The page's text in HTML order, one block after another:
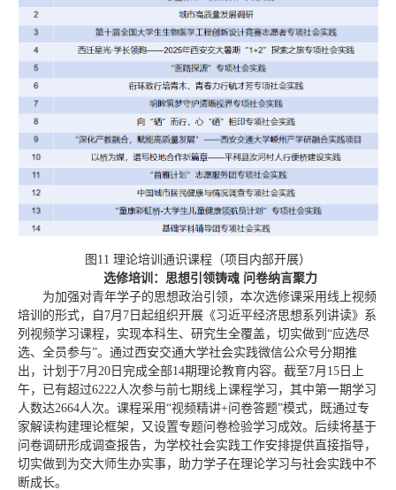
图11 理论培训通识课程（项目内部开展）
选修培训：思想引领铸魂 问卷纳言聚力
为加强对青年学子的思想政治引领，本次选修课采用线上视频
培训的形式，自7月7日起组织开展《习近平经济思想系列讲读》系
列视频学习课程，实现本科生、研究生全覆盖，切实做到“应选尽
选、全员参与”。通过西安交通大学社会实践微信公众号分期推
出，计划于7月20日完成全部14期理论教育内容。截至7月15日上
午，已有超过6222人次参与前七期线上课程学习，其中第一期学习
人数达2664人次。课程采用“视频精讲+问卷答题”模式，既通过专
家解读构建理论框架，又设置专题问卷检验学习成效。后续将基于
问卷调研形成调查报告，为学校社会实践工作安排提供直接指导，
切实做到为交大师生办实事，助力学子在理论学习与社会实践中不
断成长。